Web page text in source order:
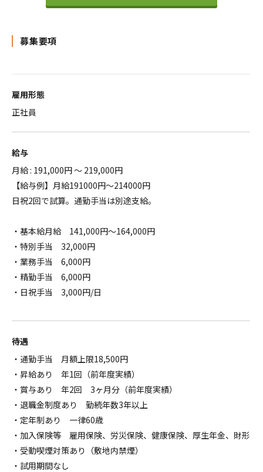
募集要項
雇用形態
正社員
給与
月給 : 191,000円 ～ 219,000円
【給与例】月給191000円～214000円
日祝2回で試算。通勤手当は別途支給。
・基本給月給 141,000円～164,000円
・特別手当 32,000円
・業務手当 6,000円
・精勤手当 6,000円
・日祝手当 3,000円/日
待遇
・通勤手当 月額上限18,500円
・昇給あり 年1回（前年度実績）
・賞与あり 年2回 3ヶ月分（前年度実績）
・退職金制度あり 勤続年数3年以上
・定年制あり 一律60歳
・加入保険等 雇用保険、労災保険、健康保険、厚生年金、財形
・受動喫煙対策あり（敷地内禁煙）
・試用期間なし